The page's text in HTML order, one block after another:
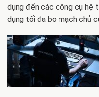
dụng đến các công cụ hệ
dụng tối đa bo mạch chủ